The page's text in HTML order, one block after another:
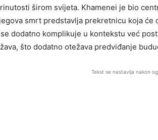
širom svijeta. Khamenei je bio
smrt predstavlja prekretnicu koja
dodatno komplikuje u kontekstu već
što dodatno otežava predviđanje
Tekst se nastavlja nakon